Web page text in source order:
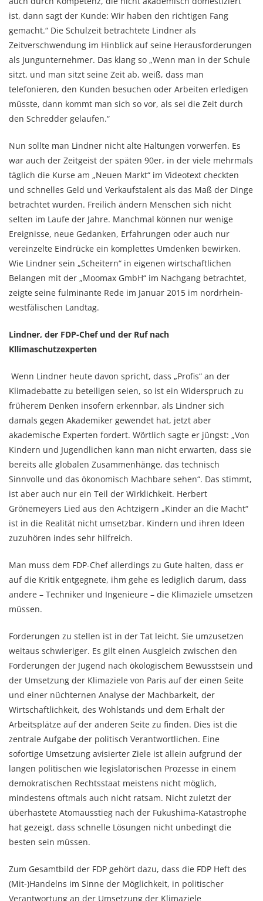
ist, dann sagt der Kunde: Wir haben den richtigen Fang
gemacht.“ Die Schulzeit betrachtete Lindner als
Zeitverschwendung im Hinblick auf seine Herausforderungen
als Jungunternehmer. Das klang so „Wenn man in der Schule
sitzt, und man sitzt seine Zeit ab, weiß, dass man
telefonieren, den Kunden besuchen oder Arbeiten erledigen
müsste, dann kommt man sich so vor, als sei die Zeit durch
den Schredder gelaufen.“
Nun sollte man Lindner nicht alte Haltungen vorwerfen. Es
war auch der Zeitgeist der späten 90er, in der viele mehrmals
täglich die Kurse am „Neuen Markt“ im Videotext checkten
und schnelles Geld und Verkaufstalent als das Maß der Dinge
betrachtet wurden. Freilich ändern Menschen sich nicht
selten im Laufe der Jahre. Manchmal können nur wenige
Ereignisse, neue Gedanken, Erfahrungen oder auch nur
vereinzelte Eindrücke ein komplettes Umdenken bewirken.
Wie Lindner sein „Scheitern“ in eigenen wirtschaftlichen
Belangen mit der „Moomax GmbH“ im Nachgang betrachtet,
zeigte seine fulminante Rede im Januar 2015 im nordrhein-
westfälischen Landtag.
Lindner, der FDP-Chef und der Ruf nach
Kllimaschutzexperten
Wenn Lindner heute davon spricht, dass „Profis“ an der
Klimadebatte zu beteiligen seien, so ist ein Widerspruch zu
früherem Denken insofern erkennbar, als Lindner sich
damals gegen Akademiker gewendet hat, jetzt aber
akademische Experten fordert. Wörtlich sagte er jüngst: „Von
Kindern und Jugendlichen kann man nicht erwarten, dass sie
bereits alle globalen Zusammenhänge, das technisch
Sinnvolle und das ökonomisch Machbare sehen“. Das stimmt,
ist aber auch nur ein Teil der Wirklichkeit. Herbert
Grönemeyers Lied aus den Achtzigern „Kinder an die Macht“
ist in die Realität nicht umsetzbar. Kindern und ihren Ideen
zuzuhören indes sehr hilfreich.
Man muss dem FDP-Chef allerdings zu Gute halten, dass er
auf die Kritik entgegnete, ihm gehe es lediglich darum, dass
andere – Techniker und Ingenieure – die Klimaziele umsetzen
müssen.
Forderungen zu stellen ist in der Tat leicht. Sie umzusetzen
weitaus schwieriger. Es gilt einen Ausgleich zwischen den
Forderungen der Jugend nach ökologischem Bewusstsein und
der Umsetzung der Klimaziele von Paris auf der einen Seite
und einer nüchternen Analyse der Machbarkeit, der
Wirtschaftlichkeit, des Wohlstands und dem Erhalt der
Arbeitsplätze auf der anderen Seite zu finden. Dies ist die
zentrale Aufgabe der politisch Verantwortlichen. Eine
sofortige Umsetzung avisierter Ziele ist allein aufgrund der
langen politischen wie legislatorischen Prozesse in einem
demokratischen Rechtsstaat meistens nicht möglich,
mindestens oftmals auch nicht ratsam. Nicht zuletzt der
überhastete Atomausstieg nach der Fukushima-Katastrophe
hat gezeigt, dass schnelle Lösungen nicht unbedingt die
besten sein müssen.
Zum Gesamtbild der FDP gehört dazu, dass die FDP Heft des
(Mit-)Handelns im Sinne der Möglichkeit, in politischer
Verantwortung an der Umsetzung der Klimaziele